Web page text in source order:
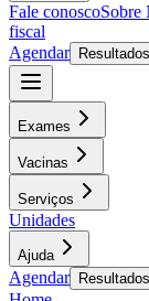
Fale conoscoSobre
fiscal
Agendar
Resultados
Exames
Vacinas
Serviços
Unidades
Ajuda
Agendar